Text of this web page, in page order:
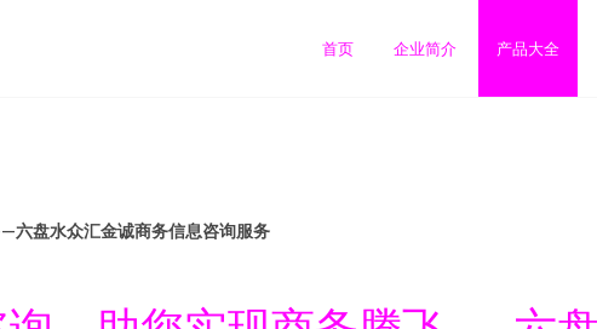
首页 企业简介 产品大全
六盘水众汇金诚商务信息咨询服务